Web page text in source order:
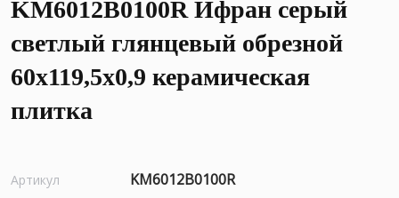
KM6012B0100R Ифран серый
светлый глянцевый обрезной
60x119,5x0,9 керамическая
плитка
Артикул KM6012B0100R